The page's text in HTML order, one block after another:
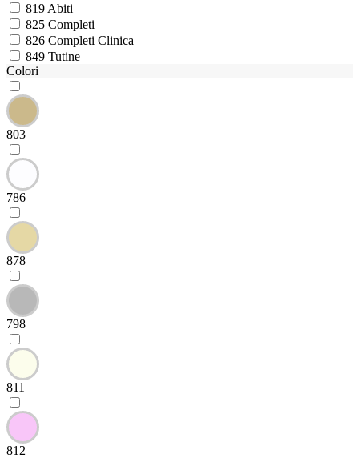
819 Abiti
825 Completi
826 Completi Clinica
849 Tutine
Colori
803
786
878
798
811
812